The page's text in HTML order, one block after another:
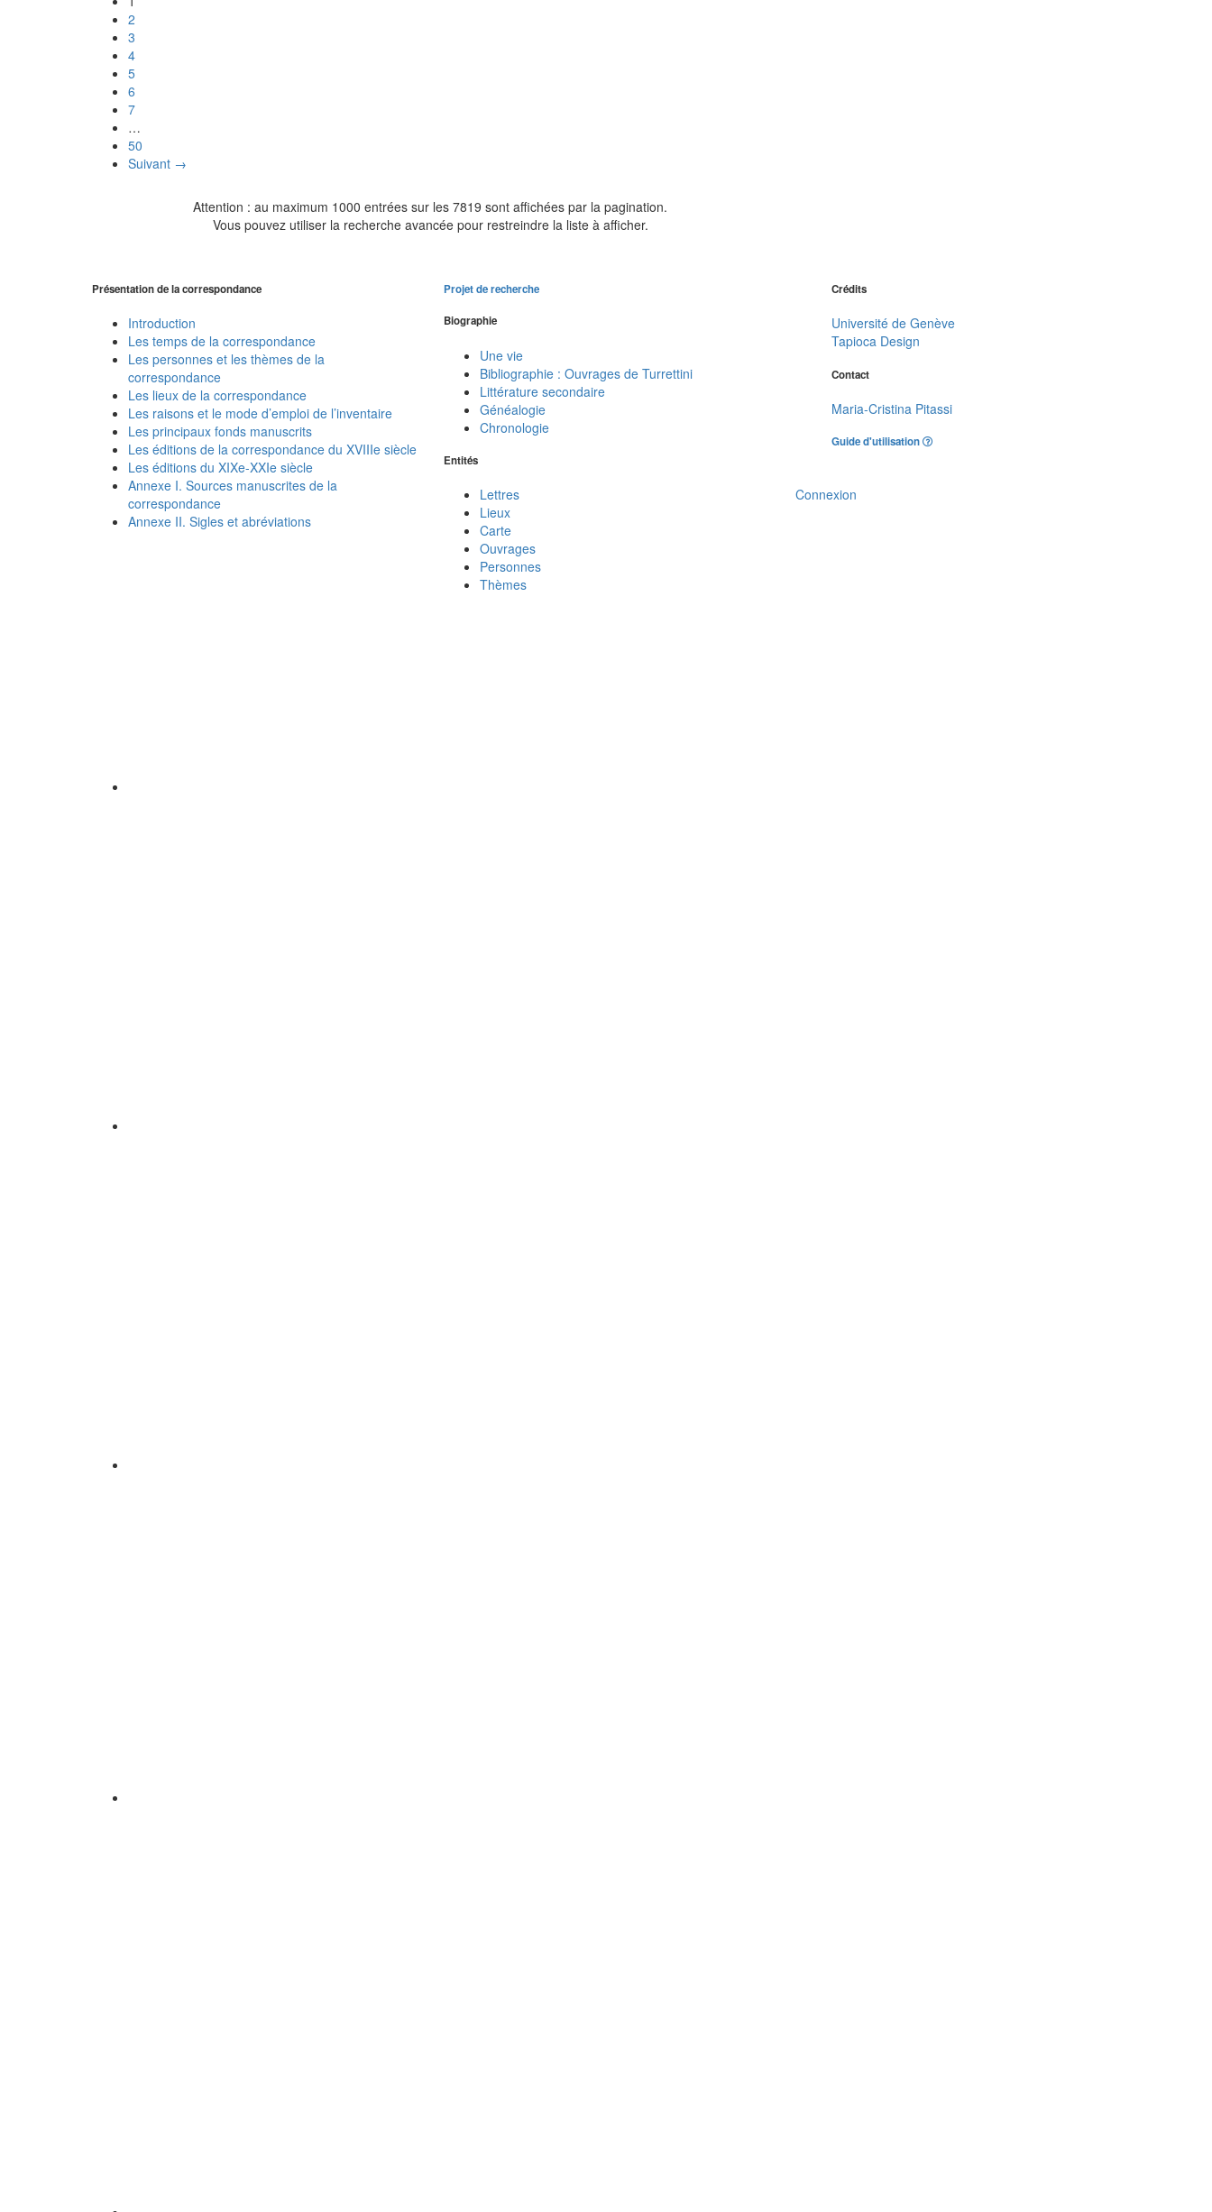
2
3
4
5
6
7
…
50
Suivant →
Attention : au maximum 1000 entrées sur les 7819 sont affichées par la pagination.
Vous pouvez utiliser la recherche avancée pour restreindre la liste à afficher.
Présentation de la correspondance
Introduction
Les temps de la correspondance
Les personnes et les thèmes de la
correspondance
Les lieux de la correspondance
Les raisons et le mode d’emploi de l’inventaire
Les principaux fonds manuscrits
Les éditions de la correspondance du XVIIIe siècle
Les éditions du XIXe-XXIe siècle
Annexe I. Sources manuscrites de la
correspondance
Annexe II. Sigles et abréviations
Projet de recherche
Biographie
Une vie
Bibliographie : Ouvrages de Turrettini
Littérature secondaire
Généalogie
Chronologie
Entités
Lettres
Lieux
Carte
Ouvrages
Personnes
Thèmes
Crédits
Université de Genève
Tapioca Design
Contact
Maria-Cristina Pitassi
Guide d'utilisation
Connexion